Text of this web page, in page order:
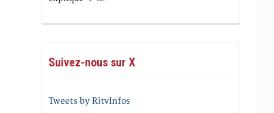
Suivez-nous sur X
Tweets by RitvInfos